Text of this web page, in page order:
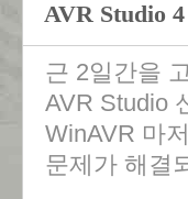
AVR Studio
근 2일간을
AVR Studio
WinAVR 마
문제가 해결